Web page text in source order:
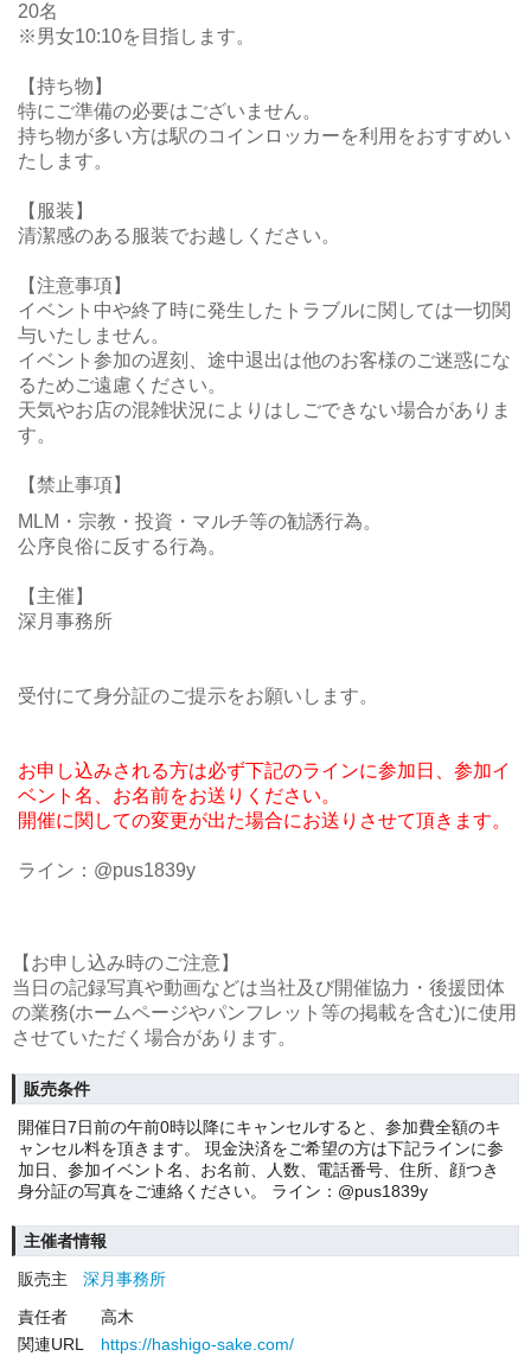
20名
※男女10:10を目指します。
【持ち物】
特にご準備の必要はございません。
持ち物が多い方は駅のコインロッカーを利用をおすすめい
たします。
【服装】
清潔感のある服装でお越しください。
【注意事項】
イベント中や終了時に発生したトラブルに関しては一切関
与いたしません。
イベント参加の遅刻、途中退出は他のお客様のご迷惑にな
るためご遠慮ください。
天気やお店の混雑状況によりはしごできない場合がありま
す。
【禁止事項】
MLM・宗教・投資・マルチ等の勧誘行為。
公序良俗に反する行為。
【主催】
深月事務所
受付にて身分証のご提示をお願いします。
お申し込みされる方は必ず下記のラインに参加日、参加イ
ベント名、お名前をお送りください。
開催に関しての変更が出た場合にお送りさせて頂きます。
ライン：@pus1839y
【お申し込み時のご注意】
当日の記録写真や動画などは当社及び開催協力・後援団体
の業務(ホームページやパンフレット等の掲載を含む)に使用
させていただく場合があります。
販売条件
開催日7日前の午前0時以降にキャンセルすると、参加費全額のキ
ャンセル料を頂きます。 現金決済をご希望の方は下記ラインに参
加日、参加イベント名、お名前、人数、電話番号、住所、顔つき
身分証の写真をご連絡ください。 ライン：@pus1839y
主催者情報
販売主
深月事務所
責任者
高木
関連URL
https://hashigo-sake.com/